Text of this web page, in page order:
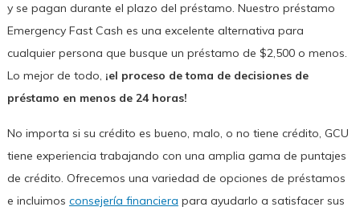
y se pagan durante el plazo del préstamo. Nuestro préstamo
Emergency Fast Cash es una excelente alternativa para
cualquier persona que busque un préstamo de $2,500 o menos.
Lo mejor de todo, ¡el proceso de toma de decisiones de
préstamo en menos de 24 horas!
No importa si su crédito es bueno, malo, o no tiene crédito, GCU
tiene experiencia trabajando con una amplia gama de puntajes
de crédito. Ofrecemos una variedad de opciones de préstamos
e incluimos consejería financiera para ayudarlo a satisfacer sus